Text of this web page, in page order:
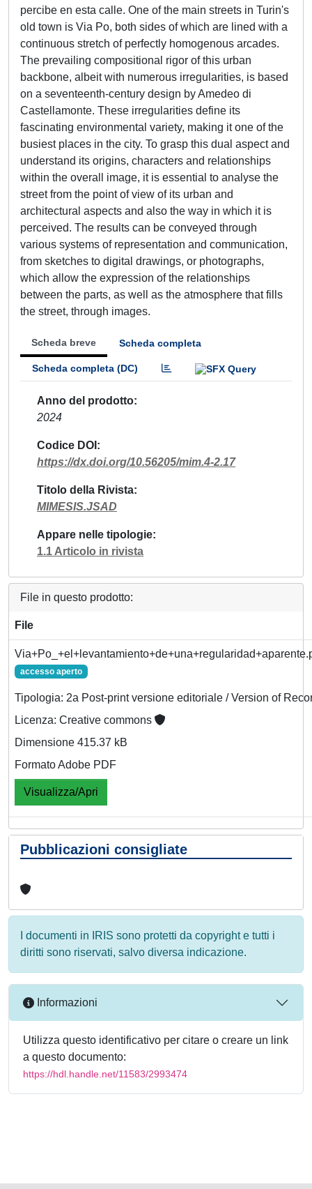
percibe en esta calle. One of the main streets in Turin's
old town is Via Po, both sides of which are lined with a
continuous stretch of perfectly homogenous arcades.
The prevailing compositional rigor of this urban
backbone, albeit with numerous irregularities, is based
on a seventeenth-century design by Amedeo di
Castellamonte. These irregularities define its
fascinating environmental variety, making it one of the
busiest places in the city. To grasp this dual aspect and
understand its origins, characters and relationships
within the overall image, it is essential to analyse the
street from the point of view of its urban and
architectural aspects and also the way in which it is
perceived. The results can be conveyed through
various systems of representation and communication,
from sketches to digital drawings, or photographs,
which allow the expression of the relationships
between the parts, as well as the atmosphere that fills
the street, through images.
Scheda breve Scheda completa
Scheda completa (DC)
Anno del prodotto
2024
Codice DOI
https://dx.doi.org/10.56205/mim.4-2.17
Titolo della Rivista
MIMESIS.JSAD
Appare nelle tipologie
1.1 Articolo in rivista
File in questo prodotto:
File
accesso aperto
Tipologia: 2a Post-print versione editoriale / Version of
Licenza: Creative commons
Dimensione 415.37 kB
Formato Adobe PDF
Visualizza/Apri
Pubblicazioni consigliate
I documenti in IRIS sono protetti da copyright e tutti i
diritti sono riservati, salvo diversa indicazione.
Informazioni
Utilizza questo identificativo per citare o creare un link
a questo documento:
https://hdl.handle.net/11583/2993474